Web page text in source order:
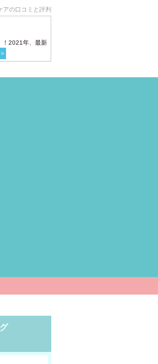
アの口コミと評判
！2021年、最新